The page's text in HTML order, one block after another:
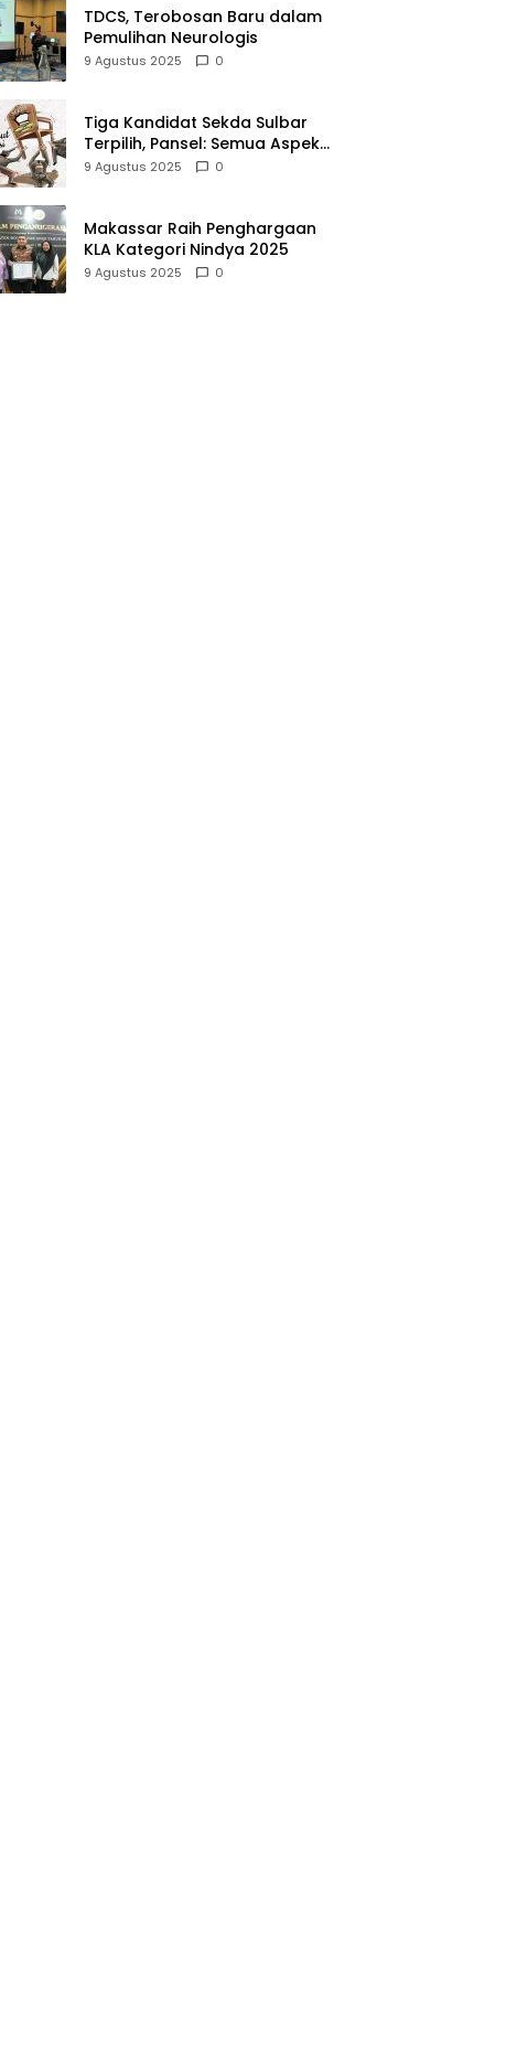
TDCS, Terobosan Baru dalam
Pemulihan Neurologis
9 Agustus 2025 0
Tiga Kandidat Sekda Sulbar
Terpilih, Pansel: Semua Aspek
Dinilai Ketat
9 Agustus 2025 0
Makassar Raih Penghargaan
KLA Kategori Nindya 2025
9 Agustus 2025 0